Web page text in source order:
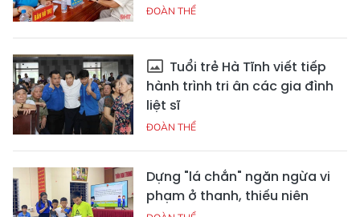
ĐOÀN THỂ
Tuổi trẻ Hà Tĩnh viết tiếp
hành trình tri ân các gia đình
liệt sĩ
ĐOÀN THỂ
Dựng "lá chắn" ngăn ngừa vi
phạm ở thanh, thiếu niên